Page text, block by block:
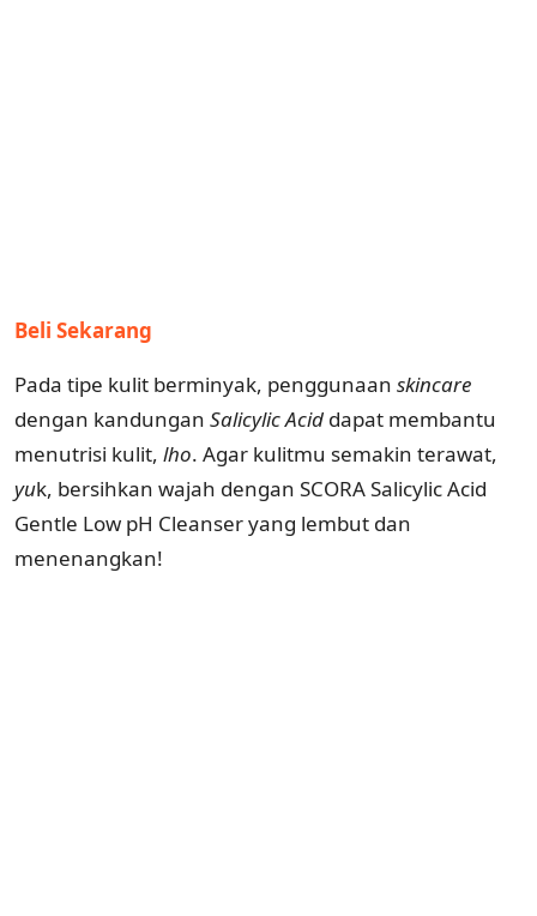
Beli Sekarang
Pada tipe kulit berminyak, penggunaan skincare
dengan kandungan Salicylic Acid dapat membantu
menutrisi kulit, lho. Agar kulitmu semakin terawat,
yuk, bersihkan wajah dengan SCORA Salicylic Acid
Gentle Low pH Cleanser yang lembut dan
menenangkan!